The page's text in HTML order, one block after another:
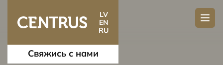
LV
EN
RU
Свяжись с нами